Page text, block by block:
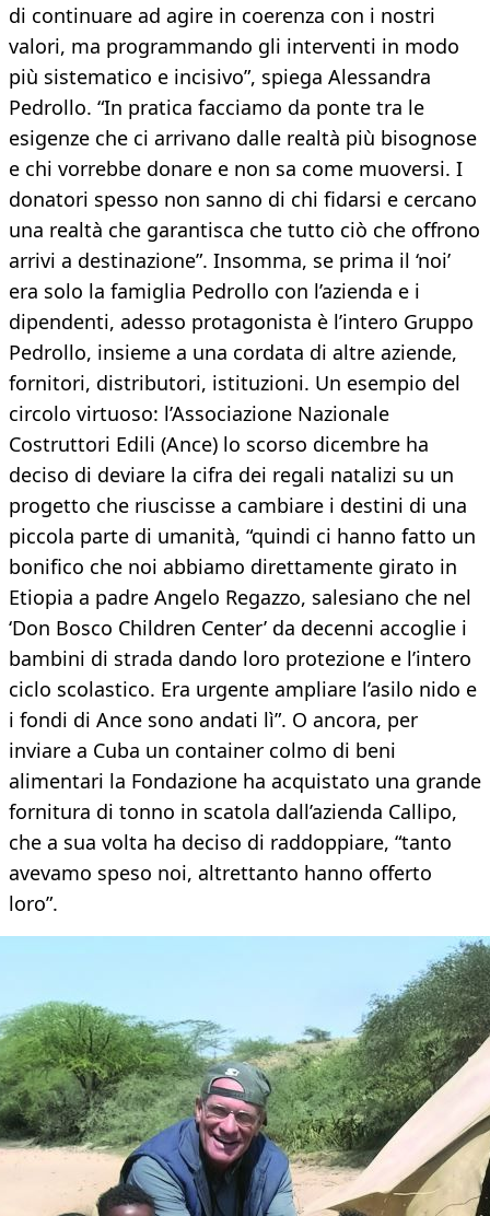
di continuare ad agire in coerenza con i nostri
valori, ma programmando gli interventi in modo
più sistematico e incisivo”, spiega Alessandra
Pedrollo. “In pratica facciamo da ponte tra le
esigenze che ci arrivano dalle realtà più bisognose
e chi vorrebbe donare e non sa come muoversi. I
donatori spesso non sanno di chi fidarsi e cercano
una realtà che garantisca che tutto ciò che offrono
arrivi a destinazione”. Insomma, se prima il ‘noi’
era solo la famiglia Pedrollo con l’azienda e i
dipendenti, adesso protagonista è l’intero Gruppo
Pedrollo, insieme a una cordata di altre aziende,
fornitori, distributori, istituzioni. Un esempio del
circolo virtuoso: l’Associazione Nazionale
Costruttori Edili (Ance) lo scorso dicembre ha
deciso di deviare la cifra dei regali natalizi su un
progetto che riuscisse a cambiare i destini di una
piccola parte di umanità, “quindi ci hanno fatto un
bonifico che noi abbiamo direttamente girato in
Etiopia a padre Angelo Regazzo, salesiano che nel
‘Don Bosco Children Center’ da decenni accoglie i
bambini di strada dando loro protezione e l’intero
ciclo scolastico. Era urgente ampliare l’asilo nido e
i fondi di Ance sono andati lì”. O ancora, per
inviare a Cuba un container colmo di beni
alimentari la Fondazione ha acquistato una grande
fornitura di tonno in scatola dall’azienda Callipo,
che a sua volta ha deciso di raddoppiare, “tanto
avevamo speso noi, altrettanto hanno offerto
loro”.